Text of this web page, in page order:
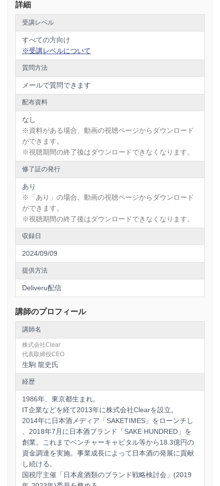
2018年7月に日本酒ブランド「SAKE HUNDRED」を創業。
これまでベンチャーキャピタル等から18.3億円の資金調達を
実施。事業成長によって日本酒の発展に貢献し続ける。
国税庁主催「日本産酒類のブランド戦略検討会」(2019
年-2023年)委員を務める。
2024年、これまでの功績が認められ日本醸造学会若手の会よ
り醸造文化賞を受賞。
詳細
受講レベル
すべての方向け
※受講レベルについて
質問方法
メールで質問できます
配布資料
なし
※資料がある場合、動画の視聴ページからダウンロード
ができます。
※視聴期間の終了後はダウンロードできなくなります。
修了証の発行
あり
※「あり」の場合、動画の視聴ページからダウンロード
ができます。
※視聴期間の終了後はダウンロードできなくなります。
収録日
2024/09/09
提供方法
Deliveru配信
講師のプロフィール
講師名
株式会社Clear
代表取締役CEO
生駒 龍史氏
経歴
1986年、東京都生まれ。
IT企業などを経て2013年に株式会社Clearを設立。
2014年に日本酒メディア「SAKETIMES」をローンチし
、2018年7月に日本酒ブランド「SAKE HUNDRED」を
創業。これまでベンチャーキャピタル等から18.3億円の
資金調達を実施。事業成長によって日本酒の発展に貢献
し続ける。
国税庁主催「日本産酒類のブランド戦略検討会」(2019